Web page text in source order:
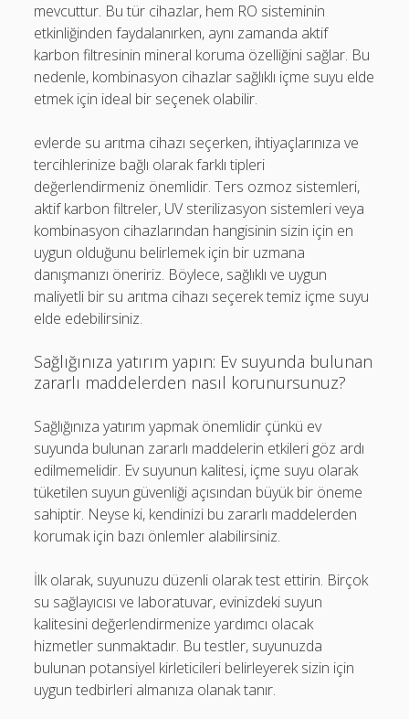
mevcuttur. Bu tür cihazlar, hem RO sisteminin
etkinliğinden faydalanırken, aynı zamanda aktif
karbon filtresinin mineral koruma özelliğini sağlar. Bu
nedenle, kombinasyon cihazlar sağlıklı içme suyu elde
etmek için ideal bir seçenek olabilir.
evlerde su arıtma cihazı seçerken, ihtiyaçlarınıza ve
tercihlerinize bağlı olarak farklı tipleri
değerlendirmeniz önemlidir. Ters ozmoz sistemleri,
aktif karbon filtreler, UV sterilizasyon sistemleri veya
kombinasyon cihazlarından hangisinin sizin için en
uygun olduğunu belirlemek için bir uzmana
danışmanızı öneririz. Böylece, sağlıklı ve uygun
maliyetli bir su arıtma cihazı seçerek temiz içme suyu
elde edebilirsiniz.
Sağlığınıza yatırım yapın: Ev suyunda bulunan
zararlı maddelerden nasıl korunursunuz?
Sağlığınıza yatırım yapmak önemlidir çünkü ev
suyunda bulunan zararlı maddelerin etkileri göz ardı
edilmemelidir. Ev suyunun kalitesi, içme suyu olarak
tüketilen suyun güvenliği açısından büyük bir öneme
sahiptir. Neyse ki, kendinizi bu zararlı maddelerden
korumak için bazı önlemler alabilirsiniz.
İlk olarak, suyunuzu düzenli olarak test ettirin. Birçok
su sağlayıcısı ve laboratuvar, evinizdeki suyun
kalitesini değerlendirmenize yardımcı olacak
hizmetler sunmaktadır. Bu testler, suyunuzda
bulunan potansiyel kirleticileri belirleyerek sizin için
uygun tedbirleri almanıza olanak tanır.